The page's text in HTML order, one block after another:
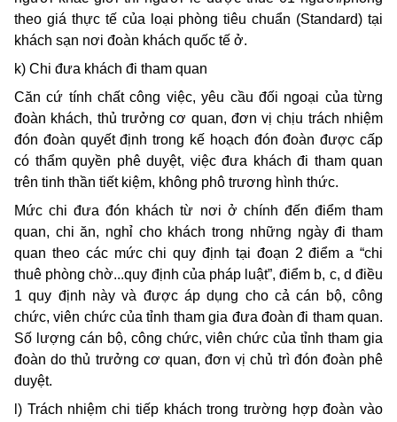
theo giá thực tế của loại phòng tiêu chuẩn (Standard) tại
khách sạn nơi đoàn khách quốc tế ở.
k) Chi đưa khách đi tham quan
Căn cứ tính chất công việc, yêu cầu đối ngoại của từng
đoàn khách, thủ trưởng cơ quan, đơn vị chịu trách nhiệm
đón đoàn quyết định trong kế hoạch đón đoàn được cấp
có thẩm quyền phê duyệt, việc đưa khách đi tham quan
trên tinh thần tiết kiệm, không phô trương hình thức.
Mức chi đưa đón khách từ nơi ở chính đến điểm tham
quan, chi ăn, nghỉ cho khách trong những ngày đi tham
quan theo các mức chi quy định tại đoạn 2 điểm a “chi
thuê phòng chờ...quy định của pháp luật”, điểm b, c, d điều
1 quy định này và được áp dụng cho cả cán bộ, công
chức, viên chức của tỉnh tham gia đưa đoàn đi tham quan.
Số lượng cán bộ, công chức, viên chức của tỉnh tham gia
đoàn do thủ trưởng cơ quan, đơn vị chủ trì đón đoàn phê
duyệt.
l) Trách nhiệm chi tiếp khách trong trường hợp đoàn vào